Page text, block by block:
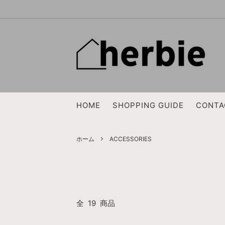
BIRKENSTOCK
WOMENS TOPS
HOME SHOPPING GUIDE
ホーム ACCESSORIES
全 19 商品